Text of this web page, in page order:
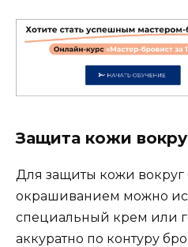
Защита кожи
Для защиты кожи
окрашиванием можно
специальный крем или
аккуратно по контуру